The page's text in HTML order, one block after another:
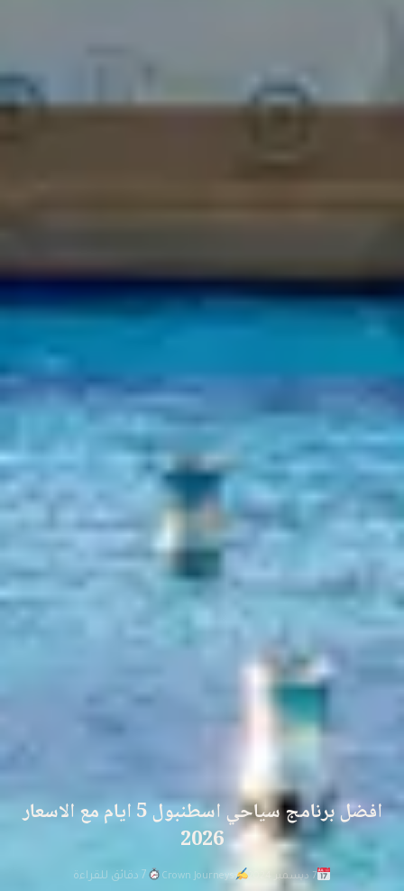
افضل برنامج سياحي اسطنبول 5 ايام مع الاسعار
2026
7 ديسمبر 2024 Crown Journeys 7 دقائق للقراءة